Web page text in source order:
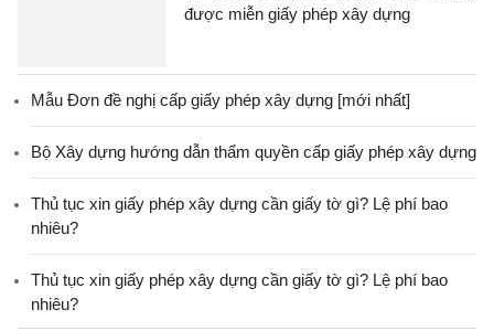
được miễn giấy phép xây dựng
Mẫu Đơn đề nghị cấp giấy phép xây dựng [mới nhất]
Bộ Xây dựng hướng dẫn thẩm quyền cấp giấy phép xây dựng
Thủ tục xin giấy phép xây dựng cần giấy tờ gì? Lệ phí bao
nhiêu?
Thủ tục xin giấy phép xây dựng cần giấy tờ gì? Lệ phí bao
nhiêu?